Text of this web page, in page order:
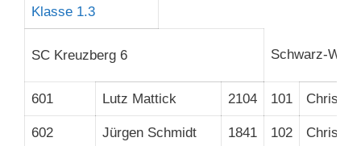
Klasse 1.3
SC Kreuzberg 6 Schwarz-
601 Lutz Mattick 2104 101
602 Jürgen Schmidt 1841 102